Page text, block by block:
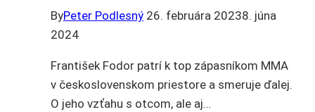
ByPeter Podlesný 26. februára 20238. júna
2024
František Fodor patrí k top zápasníkom MMA
v československom priestore a smeruje ďalej.
O jeho vzťahu s otcom, ale aj…